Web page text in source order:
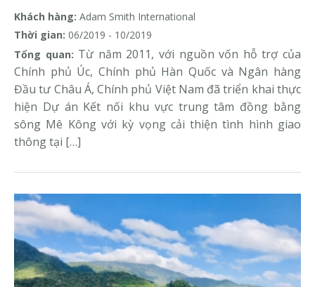
Khách hàng: Adam Smith International
Thời gian: 06/2019 - 10/2019
Tổng quan: Từ năm 2011, với nguồn vốn hỗ trợ của
Chính phủ Úc, Chính phủ Hàn Quốc và Ngân hàng
Đầu tư Châu Á, Chính phủ Việt Nam đã triển khai thực
hiện Dự án Kết nối khu vực trung tâm đồng bằng
sông Mê Kông với kỳ vọng cải thiện tình hình giao
thông tại […]